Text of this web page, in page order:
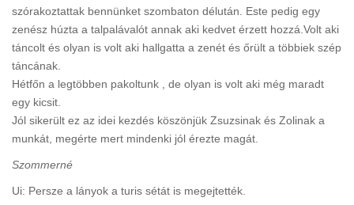
szórakoztattak bennünket szombaton délután. Este pedig egy
zenész húzta a talpalávalót annak aki kedvet érzett hozzá.Volt aki
táncolt és olyan is volt aki hallgatta a zenét és őrült a többiek szép
táncának.
Hétfőn a legtöbben pakoltunk , de olyan is volt aki még maradt
egy kicsit.
Jól sikerült ez az idei kezdés köszönjük Zsuzsinak és Zolinak a
munkát, megérte mert mindenki jól érezte magát.
Szommerné
Ui: Persze a lányok a turis sétát is megejtették.